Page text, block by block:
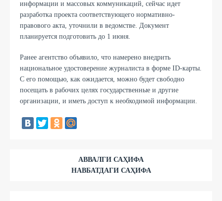
информации и массовых коммуникаций, сейчас идет
разработка проекта соответствующего нормативно-
правового акта, уточнили в ведомстве. Документ
планируется подготовить до 1 июня.
Ранее агентство объявило, что намерено внедрить
национальное удостоверение журналиста в форме ID-карты.
С его помощью, как ожидается, можно будет свободно
посещать в рабочих целях государственные и другие
организации, и иметь доступ к необходимой информации.
АВВАЛГИ САҲИФА
НАВБАТДАГИ САҲИФА